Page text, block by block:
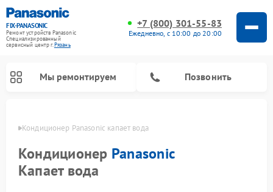
FIX-PANASONIC
Ремонт устройств Panasonic
Специализированный
cервисный центр г.Рязань
+7 (800) 301-55-83
Ежедневно, с 10:00 до 20:00
Мы ремонтируем Позвонить
Кондиционер Panasonic капает вода
Кондиционер Panasonic
Капает вода